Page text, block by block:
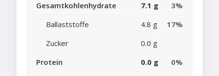
Gesamtkohlenhydrate
7.1 g
3%
Ballaststoffe
4.8 g
17%
Zucker
0.0 g
Protein
0.0 g 0%